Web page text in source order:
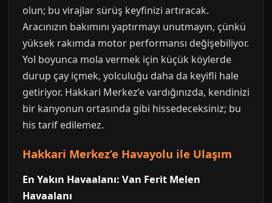
olun; bu virajlar sürüş keyfinizi artıracak.
Aracınızın bakımını yaptırmayı unutmayın, çünkü
yüksek rakımda motor performansı değişebiliyor.
Yol boyunca mola vermek için küçük köylerde
durup çay içmek, yolculuğu daha da keyifli hale
getiriyor. Hakkari Merkez’e vardığınızda, kendinizi
bir kanyonun ortasında gibi hissedeceksiniz; bu
his tarif edilemez.
Hakkari Merkez’e Havayolu ile Ulaşım
En Yakın Havaalanı: Van Ferit Melen
Havaalanı